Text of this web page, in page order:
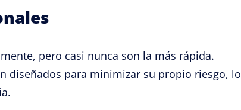
pero casi nunca son la más rápida.
diseñados para minimizar su propio riesgo, lo